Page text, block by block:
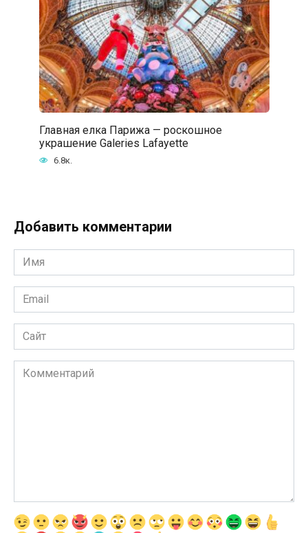
Главная елка Парижа — роскошное
украшение Galeries Lafayette
6.8к.
Добавить комментарии
Имя
*
Email
*
Сайт
Комментарий